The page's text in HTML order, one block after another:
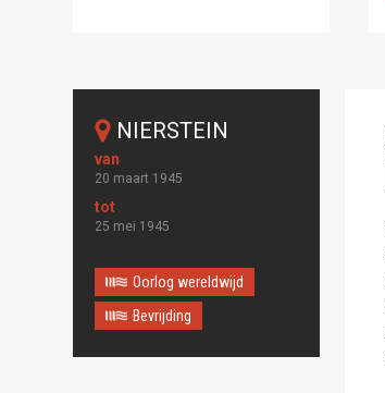
NIERSTEIN
20 maart 1945
25 mei 1945
Oorlog wereldwijd
Bevrijding